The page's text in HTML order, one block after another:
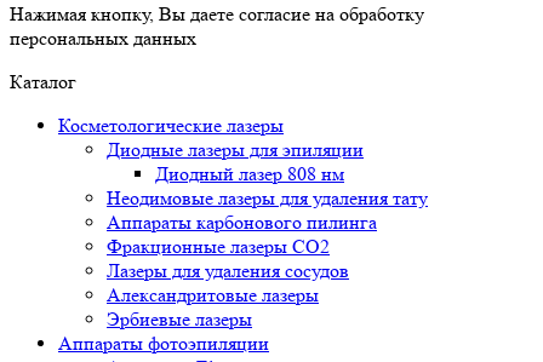
Нажимая кнопку, Вы даете согласие на обработку
персональных данных
Каталог
Косметологические лазеры
Диодные лазеры для эпиляции
Диодный лазер 808 нм
Неодимовые лазеры для удаления тату
Аппараты карбонового пилинга
Фракционные лазеры CO2
Лазеры для удаления сосудов
Александритовые лазеры
Эрбиевые лазеры
Аппараты фотоэпиляции